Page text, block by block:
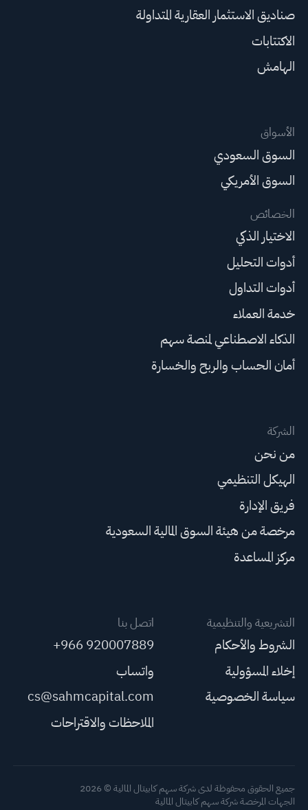
صناديق الاستثمار العقارية المتداولة
الاكتتابات
الهامش
الأسواق
السوق السعودي
السوق الأمريكي
الخصائص
الاختيار الذكي
أدوات التحليل
أدوات التداول
خدمة العملاء
الذكاء الاصطناعي لمنصة سهم
أمان الحساب والربح والخسارة
الشركة
من نحن
الهيكل التنظيمي
فريق الإدارة
مرخصة من هيئة السوق المالية السعودية
مركز المساعدة
التشريعية والتنظيمية
الشروط والأحكام
إخلاء المسؤولية
سياسة الخصوصية
اتصل بنا
+966 920007889
واتساب
cs@sahmcapital.com
الملاحظات والاقتراحات
جميع الحقوق محفوظة لدى شركة سهم كابيتال المالية © 2026
الجهات المرخصة شركة سهم كابيتال المالية